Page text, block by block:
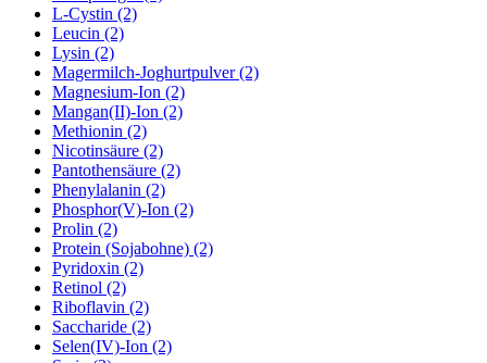
L-Cystin (2)
Leucin (2)
Lysin (2)
Magermilch-Joghurtpulver (2)
Magnesium-Ion (2)
Mangan(II)-Ion (2)
Methionin (2)
Nicotinsäure (2)
Pantothensäure (2)
Phenylalanin (2)
Phosphor(V)-Ion (2)
Prolin (2)
Protein (Sojabohne) (2)
Pyridoxin (2)
Retinol (2)
Riboflavin (2)
Saccharide (2)
Selen(IV)-Ion (2)